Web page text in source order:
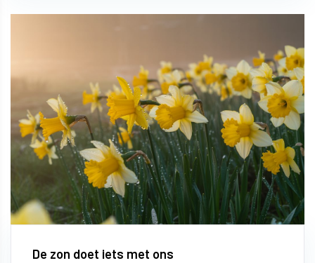
De zon doet iets met ons